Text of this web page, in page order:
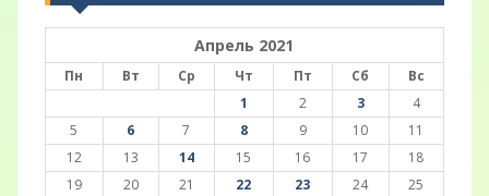
Апрель 2021
Пн Вт Ср Чт Пт Сб
Вс
1
2 3
4
5
6 7 8 9 10
11
12
13 14 15 16 17
18
19
20 21 22 23 24
25